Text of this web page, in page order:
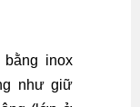
inox
như giữ